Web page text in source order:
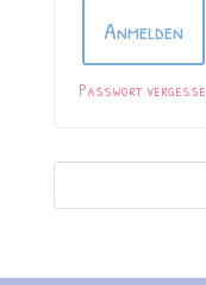
Anmelden
Passwort